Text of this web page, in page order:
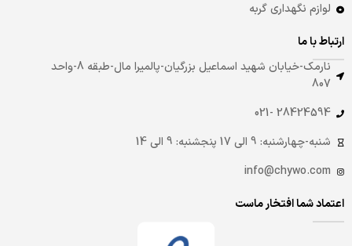
لوازم نگهداری گربه
ارتباط با ما
نارمک-خیابان شهید اسماعیل بزرگیان-پالمیرا مال-طبقه 8-واحد
807
28424594 -021
شنبه-چهارشنبه: 9 الی 17 پنجشنبه: 9 الی 14
info@chywo.com
اعتماد شما افتخار ماست